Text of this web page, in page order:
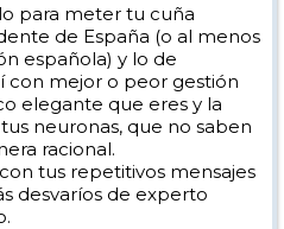
del esquí, aparte de los
todas partes donde haya parnè.
de técnicas diferentes, hoy
carving, o no esquian o van en
para meter tu cuña
de España (o al menos
española) y lo de
con mejor o peor gestión
elegante que eres y la
neuronas, que no saben
racional.
tus repetitivos mensajes
desvaríos de experto